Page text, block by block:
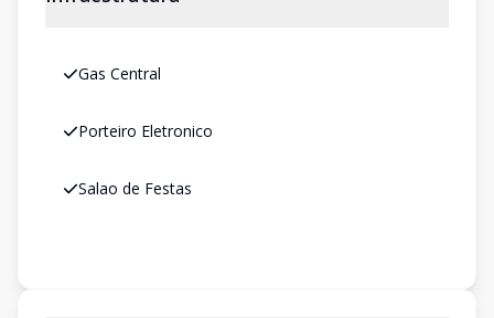
Gas Central
Porteiro Eletronico
Salao de Festas